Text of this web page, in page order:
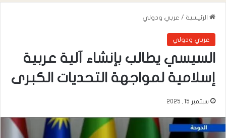
الرئيسية / عربي ودولي
عربي ودولي
السيسي يطالب بإنشاء آلية عربية
إسلامية لمواجهة التحديات الكبرى
سبتمبر 15, 2025